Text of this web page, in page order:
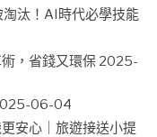
汰！AI時代必學技能
，省錢又環保 2025-
06-04
安心｜旅遊接送小提